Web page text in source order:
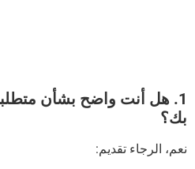
1. هل أنت واضح بشأن
بك؟
نعم، الرجاء تقديم: